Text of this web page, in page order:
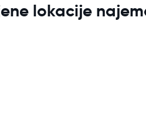
lokacije